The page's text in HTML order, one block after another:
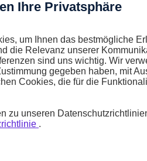
Ihre Privatsphäre
um Ihnen das bestmögliche
die Relevanz unserer
sind uns wichtig. Wir
gegeben haben, mit
Cookies, die für die
zu unseren
.